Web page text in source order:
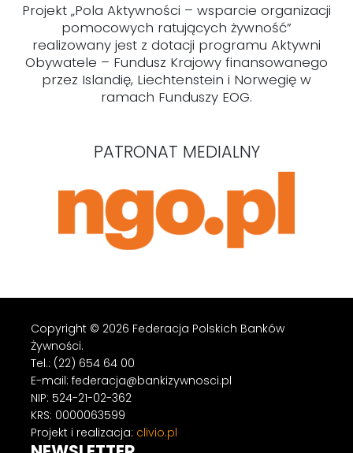
Projekt „Pola Aktywności – wsparcie organizacji
pomocowych ratujących żywność”
realizowany jest z dotacji programu Aktywni
Obywatele – Fundusz Krajowy finansowanego
przez Islandię, Liechtenstein i Norwegię w
ramach Funduszy EOG.
PATRONAT MEDIALNY
Copyright © 2026 Federacja Polskich Banków
Żywności.
Tel.: (22) 654 64 00
E-mail: federacja@bankizywnosci.pl
NIP: 524-21-02-362
KRS: 0000063599
Projekt i realizacja: clivio.pl